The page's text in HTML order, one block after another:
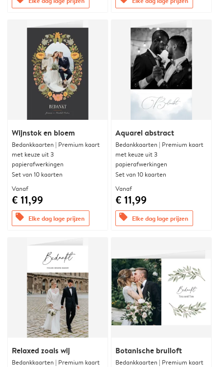
Wijnstok en bloem
Bedankkaarten | Premium kaart
met keuze uit 3
papierafwerkingen
Set van 10 kaarten
Vanaf
€ 11,99
offers Elke dag lage prijzen
Aquarel abstract
Bedankkaarten | Premium kaart
met keuze uit 3
papierafwerkingen
Set van 10 kaarten
Vanaf
€ 11,99
offers Elke dag lage prijzen
Relaxed zoals wij
Bedankkaarten | Premium kaart
Botanische bruiloft
Bedankkaarten | Premium kaart